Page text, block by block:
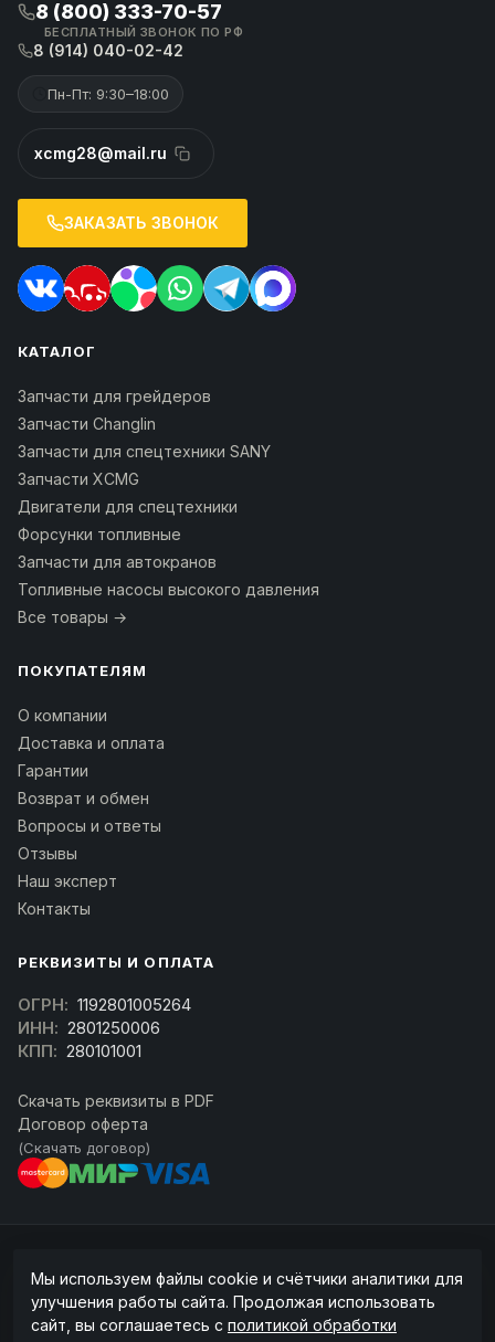
8 (800) 333-70-57
БЕСПЛАТНЫЙ ЗВОНОК ПО РФ
8 (914) 040-02-42
Пн-Пт: 9:30–18:00
xcmg28@mail.ru
ЗАКАЗАТЬ ЗВОНОК
КАТАЛОГ
Запчасти для грейдеров
Запчасти Changlin
Запчасти для спецтехники SANY
Запчасти XCMG
Двигатели для спецтехники
Форсунки топливные
Запчасти для автокранов
Топливные насосы высокого давления
Все товары →
ПОКУПАТЕЛЯМ
О компании
Доставка и оплата
Гарантии
Возврат и обмен
Вопросы и ответы
Отзывы
Наш эксперт
Контакты
РЕКВИЗИТЫ И ОПЛАТА
ОГРН: 1192801005264
ИНН: 2801250006
КПП: 280101001
Скачать реквизиты в PDF
Договор оферта
(Скачать договор)
ссылка на источник обязательна.
Информация на сайте не является публичной офертой (ст. 437 ГК РФ).
Мы используем файлы cookie и счётчики аналитики для
улучшения работы сайта. Продолжая использовать
сайт, вы соглашаетесь с политикой обработки